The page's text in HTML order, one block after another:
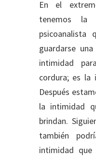
En el
tenemos la
psicoanalista
guardarse
intimidad
cordura; es la
Después
la intimidad
brindan.
también
intimidad